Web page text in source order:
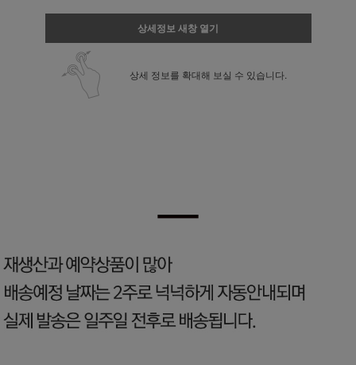
상세정보 새창 열기
상세 정보를 확대해 보실 수 있습니다.